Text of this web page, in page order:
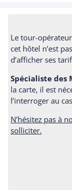
Le tour-
cet hôtel n’est
d’afficher ses
Spécialiste des
la carte, il est
l’interroger au
N’hésitez pas à
solliciter.